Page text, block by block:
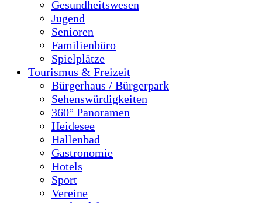
Gesundheitswesen
Jugend
Senioren
Familienbüro
Spielplätze
Tourismus & Freizeit
Bürgerhaus / Bürgerpark
Sehenswürdigkeiten
360° Panoramen
Heidesee
Hallenbad
Gastronomie
Hotels
Sport
Vereine